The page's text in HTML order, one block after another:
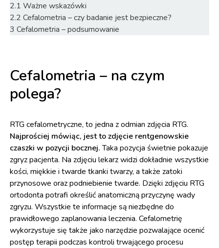
2.1 Ważne wskazówki
2.2 Cefalometria – czy badanie jest bezpieczne?
3 Cefalometria – podsumowanie
Cefalometria – na czym
polega?
RTG cefalometryczne, to jedna z odmian zdjęcia RTG.
Najprościej mówiąc, jest to zdjęcie rentgenowskie
czaszki w pozycji bocznej.Taka pozycja świetnie pokazuje
zgryz pacjenta. Na zdjęciu lekarz widzi dokładnie wszystkie
kości, miękkie i twarde tkanki twarzy, a także zatoki
przynosowe oraz podniebienie twarde. Dzięki zdjęciu RTG
ortodonta potrafi określić anatomiczną przyczynę wady
zgryzu. Wszystkie te informacje są niezbędne do
prawidłowego zaplanowania leczenia. Cefalometrię
wykorzystuje się także jako narzędzie pozwalające ocenić
postęp terapii podczas kontroli trwającego procesu